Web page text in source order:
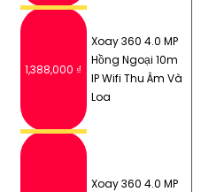
1,388,000 ₫
Xoay 360 4.0 MP
Hồng Ngoại 10m
IP Wifi Thu Âm Và
Loa
Xoay 360 4.0 MP